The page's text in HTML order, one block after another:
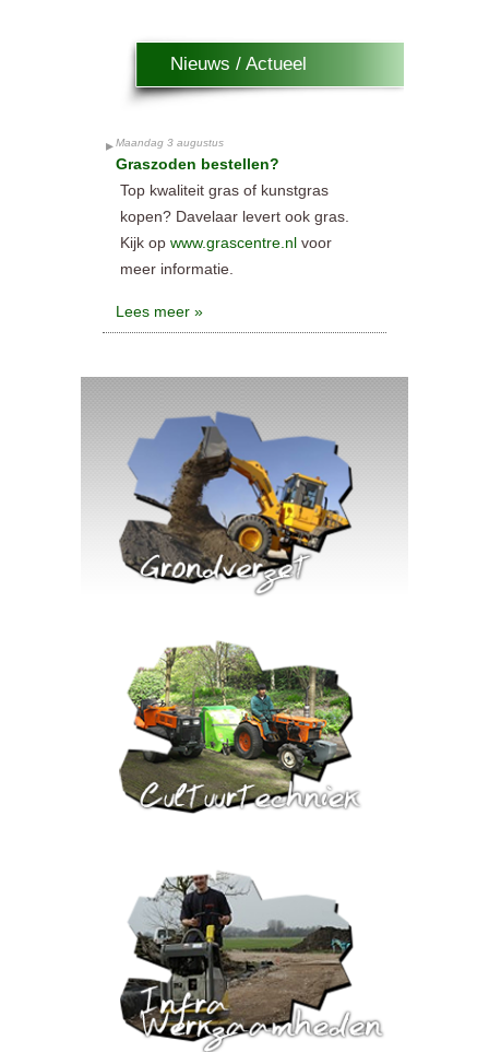
Nieuws / Actueel
Maandag 3 augustus
Graszoden bestellen?
Top kwaliteit gras of kunstgras
kopen? Davelaar levert ook gras.
Kijk op www.grascentre.nl voor
meer informatie.
Lees meer »